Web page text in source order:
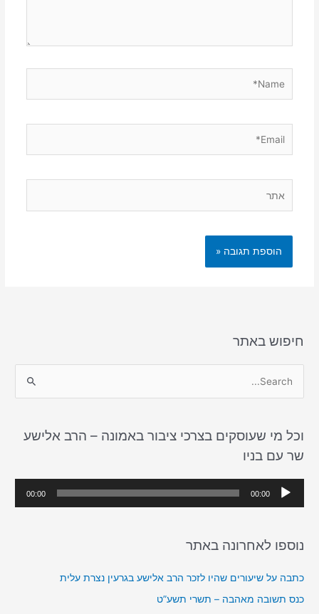
חיפוש באתר
r
c
h
וכל מי שעוסקים בצרכי ציבור באמונה – הרב אלישע
שר עם בניו
ג
א
ד
י
00:00
00:00
נוספו לאחרונה באתר
כתבה על שיעורים שהיו לזכר הרב אלישע בגרעין נצרת עלית
כנס תשובה מאהבה – תשרי תשע”ט